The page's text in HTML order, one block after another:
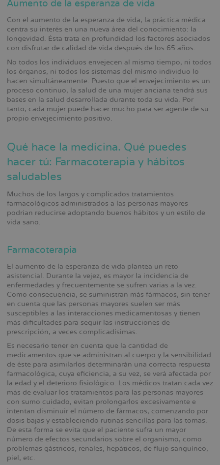
Aumento de la esperanza de vida
Con el aumento de la esperanza de vida, la práctica médica
centra su interés en una nueva área del conocimiento: la
longevidad. Ésta trata en profundidad los factores asociados
con disfrutar de calidad de vida después de los 65 años.
No todos los individuos envejecen al mismo tiempo, ni todos
los órganos, ni todos los sistemas del mismo individuo lo
hacen simultáneamente. Puesto que el envejecimiento es un
proceso continuo, la salud de una mujer anciana tendrá sus
bases en la salud desarrollada durante toda su vida. Por
tanto, cada mujer puede hacer mucho para ser agente de su
propio envejecimiento positivo.
Qué hace la medicina. Qué puedes
hacer tú: Farmacoterapia y hábitos
saludables
Muchos de los largos y complicados tratamientos
farmacológicos administrados a las personas mayores
podrían reducirse adoptando buenos hábitos y un estilo de
vida sano.
Farmacoterapia
El aumento de la esperanza de vida plantea un reto
asistencial. Durante la vejez, es mayor la incidencia de
enfermedades y frecuentemente se sufren varias a la vez.
Como consecuencia, se suministran más fármacos, sin tener
en cuenta que las personas mayores suelen ser más
susceptibles a las interacciones medicamentosas y tienen
más dificultades para seguir las instrucciones de
prescripción, a veces complicadísimas.
Es necesario tener en cuenta que la cantidad de
medicamentos que se administran al cuerpo y la sensibilidad
de éste para asimilarlos determinarán una correcta respuesta
farmacológica, cuya eficiencia, a su vez, se verá afectada por
la edad y el deterioro fisiológico. Los médicos tratan cada vez
más de evaluar los tratamientos para las personas mayores
con sumo cuidado, evitan prolongarlos excesivamente e
intentan disminuir el número de fármacos, comenzando por
dosis bajas y estableciendo rutinas sencillas para las tomas.
De esta forma se evita que el paciente sufra un mayor
número de efectos secundarios sobre el organismo, como
problemas gástricos, renales, hepáticos, de flujo sanguíneo,
piel, etc.